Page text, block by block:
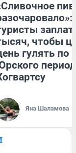
чтобы
гулять по
Яна Шаламова